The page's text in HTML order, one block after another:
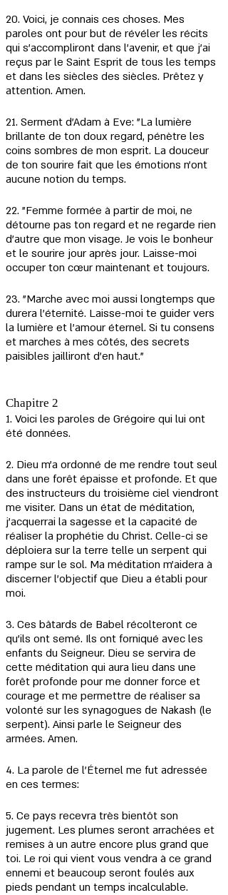
20. Voici, je connais ces choses. Mes
paroles ont pour but de révéler les récits
qui s'accompliront dans l'avenir, et que j'ai
reçus par le Saint Esprit de tous les temps
et dans les siècles des siècles. Prêtez y
attention. Amen.
21. Serment d'Adam à Eve: "La lumière
brillante de ton doux regard, pénètre les
coins sombres de mon esprit. La douceur
de ton sourire fait que les émotions n'ont
aucune notion du temps.
22. "Femme formée à partir de moi, ne
détourne pas ton regard et ne regarde rien
d'autre que mon visage. Je vois le bonheur
et le sourire jour après jour. Laisse-moi
occuper ton cœur maintenant et toujours.
23. "Marche avec moi aussi longtemps que
durera l'éternité. Laisse-moi te guider vers
la lumière et l'amour éternel. Si tu consens
et marches à mes côtés, des secrets
paisibles jailliront d'en haut."
Chapitre 2
1. Voici les paroles de Grégoire qui lui ont
été données.
2. Dieu m'a ordonné de me rendre tout seul
dans une forêt épaisse et profonde. Et que
des instructeurs du troisième ciel viendront
me visiter. Dans un état de méditation,
j'acquerrai la sagesse et la capacité de
réaliser la prophétie du Christ. Celle-ci se
déploiera sur la terre telle un serpent qui
rampe sur le sol. Ma méditation m'aidera à
discerner l'objectif que Dieu a établi pour
moi.
3. Ces bâtards de Babel récolteront ce
qu'ils ont semé. Ils ont forniqué avec les
enfants du Seigneur. Dieu se servira de
cette méditation qui aura lieu dans une
forêt profonde pour me donner force et
courage et me permettre de réaliser sa
volonté sur les synagogues de Nakash (le
serpent). Ainsi parle le Seigneur des
armées. Amen.
4. La parole de l'Éternel me fut adressée
en ces termes:
5. Ce pays recevra très bientôt son
jugement. Les plumes seront arrachées et
remises à un autre encore plus grand que
toi. Le roi qui vient vous vendra à ce grand
ennemi et beaucoup seront foulés aux
pieds pendant un temps incalculable.